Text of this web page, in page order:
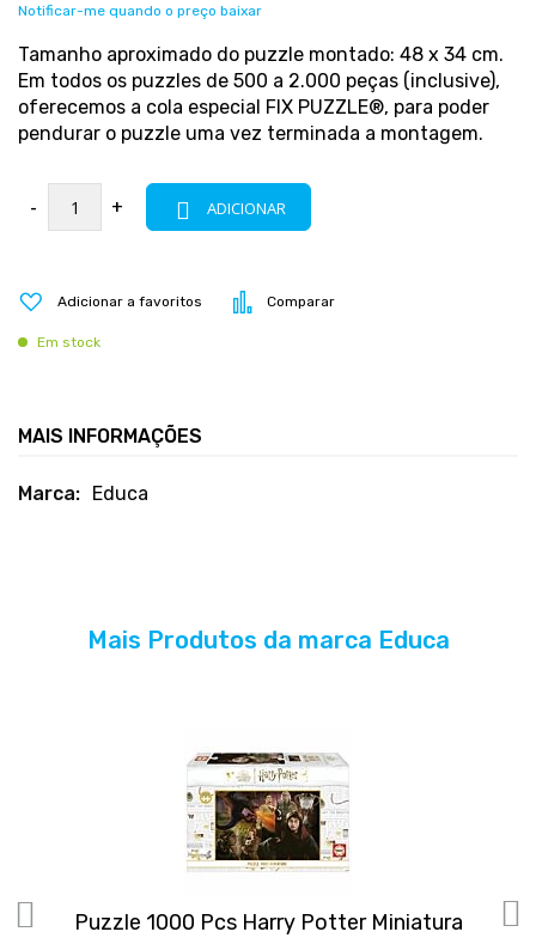
Notificar-me quando o preço baixar
Tamanho aproximado do puzzle montado: 48 x 34 cm.
Em todos os puzzles de 500 a 2.000 peças (inclusive),
oferecemos a cola especial FIX PUZZLE®, para poder
pendurar o puzzle uma vez terminada a montagem.
- + ADICIONAR
Adicionar a favoritos Comparar
Em stock
MAIS INFORMAÇÕES
Mais
Educa
Mais Produtos da marca Educa
Puzzle 1000 Pcs Harry Potter Miniatura